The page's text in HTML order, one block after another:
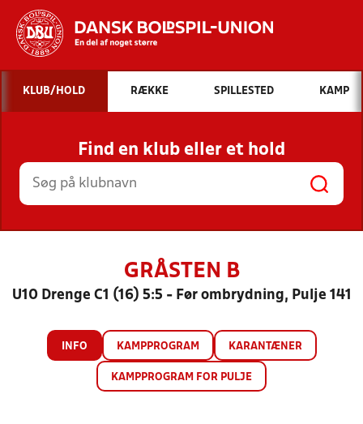
Hvad vil du søge efter?
INDHOLD OG NYHEDER
STILLINGER, RESULTATER, KLUBBER OG
HOLD
KLUB/HOLD RÆKKE SPILLESTED KAMP
Find en klub eller et hold
GRÅSTEN B
U10 Drenge C1 (16) 5:5 - Før ombrydning, Pulje 141
INFO KAMPPROGRAM KARANTÆNER
KAMPPROGRAM FOR PULJE